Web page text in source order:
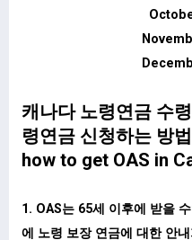
캐나다 노령연금 수
령연금 신청하는 방법
how to get OAS in
1. OAS는 65세 이후에 받을
에 노령 보장 연금에 대한 안